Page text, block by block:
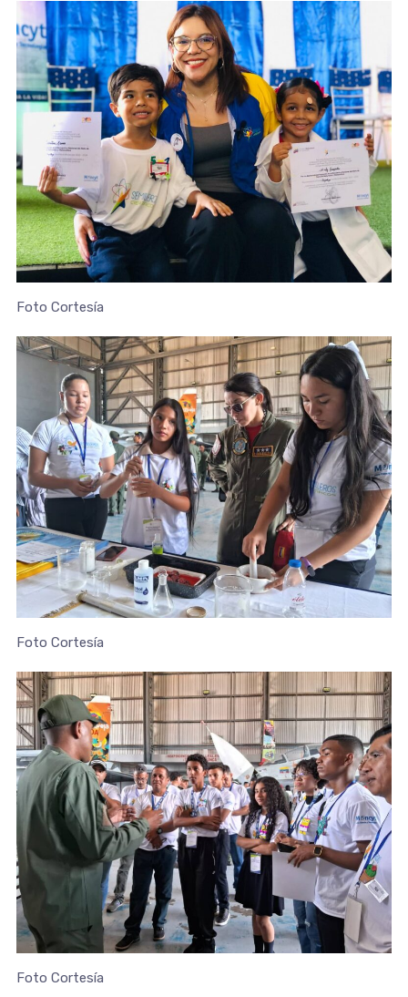
Foto Cortesía
Foto Cortesía
Foto Cortesía